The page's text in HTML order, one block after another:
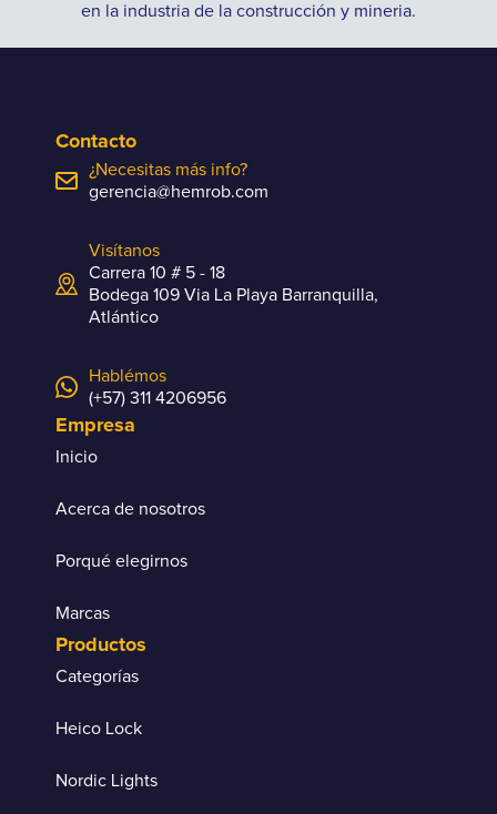
en la industria de la construcción y mineria.
Contacto
¿Necesitas más info?
gerencia@hemrob.com
Visítanos
Carrera 10 # 5 - 18
Bodega 109 Via La Playa Barranquilla,
Atlántico
Hablémos
(+57) 311 4206956
Empresa
Inicio
Acerca de nosotros
Porqué elegirnos
Marcas
Productos
Categorías
Heico Lock
Nordic Lights